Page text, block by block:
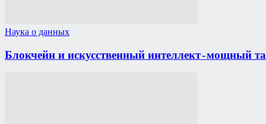
Наука о данных
Блокчейн и искусственный интеллект - мощный